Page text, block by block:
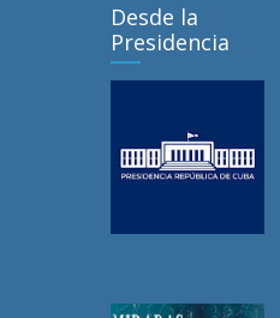
Desde la
Presidencia